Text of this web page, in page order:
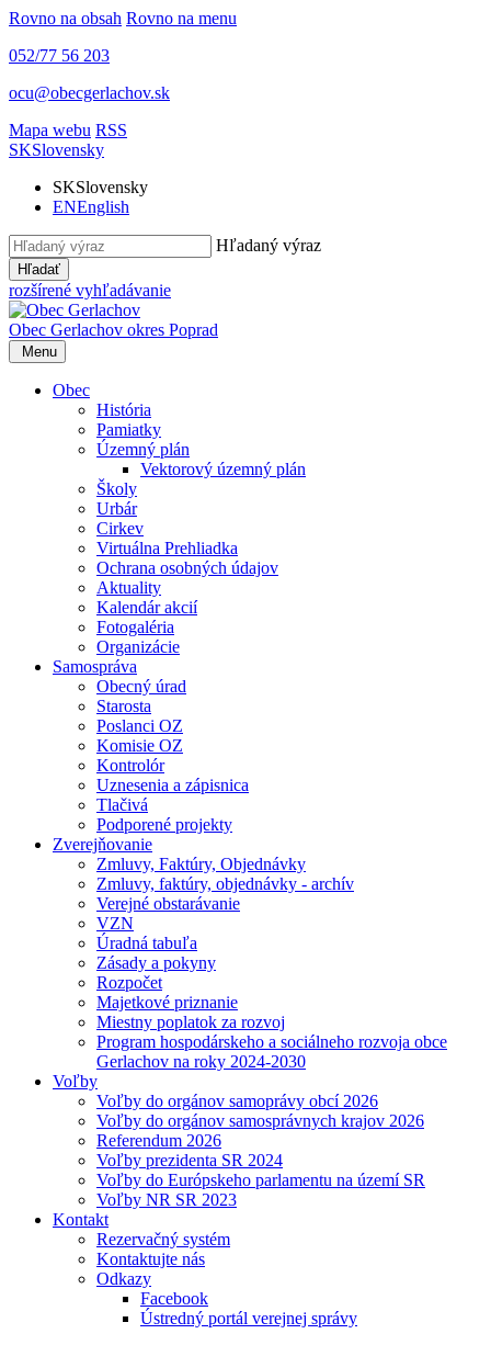
Rovno na obsah Rovno na menu
052/77 56 203
ocu@obecgerlachov.sk
Mapa webu RSS
SKSlovensky
SKSlovensky
ENEnglish
Hľadaný výraz
Hľadať
rozšírené vyhľadávanie
Obec Gerlachov okres Poprad
Menu
Obec
História
Pamiatky
Územný plán
Vektorový územný plán
Školy
Urbár
Cirkev
Virtuálna Prehliadka
Ochrana osobných údajov
Aktuality
Kalendár akcií
Fotogaléria
Organizácie
Samospráva
Obecný úrad
Starosta
Poslanci OZ
Komisie OZ
Kontrolór
Uznesenia a zápisnica
Tlačivá
Podporené projekty
Zverejňovanie
Zmluvy, Faktúry, Objednávky
Zmluvy, faktúry, objednávky - archív
Verejné obstarávanie
VZN
Úradná tabuľa
Zásady a pokyny
Rozpočet
Majetkové priznanie
Miestny poplatok za rozvoj
Program hospodárskeho a sociálneho rozvoja obce
Gerlachov na roky 2024-2030
Voľby
Voľby do orgánov samoprávy obcí 2026
Voľby do orgánov samosprávnych krajov 2026
Referendum 2026
Voľby prezidenta SR 2024
Voľby do Európskeho parlamentu na území SR
Voľby NR SR 2023
Kontakt
Rezervačný systém
Kontaktujte nás
Odkazy
Facebook
Ústredný portál verejnej správy